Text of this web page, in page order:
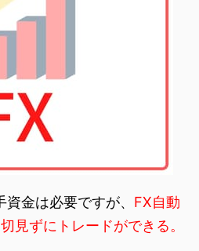
金は必要ですが、 FX自動
見ずにトレードができる。